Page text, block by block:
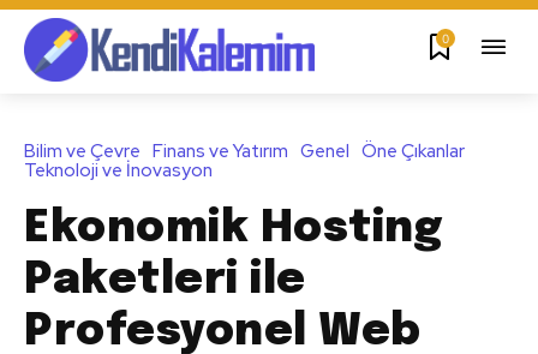
0
Bilim ve Çevre Finans ve Yatırım Genel Öne Çıkanlar
Teknoloji ve İnovasyon
Ekonomik Hosting
Paketleri ile
Profesyonel Web